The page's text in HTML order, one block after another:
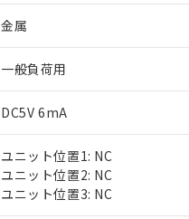
金属
一般負荷用
DC5V 6mA
ユニット位置1: NC
ユニット位置2: NC
ユニット位置3: NC
※1 対応状況
対応済み：EU RoHS指
対応予定：EU RoHS指令（
対応予定なし：EU RoHS